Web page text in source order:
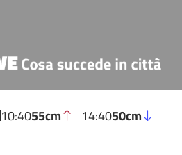
10:4055cm 14:4050cm